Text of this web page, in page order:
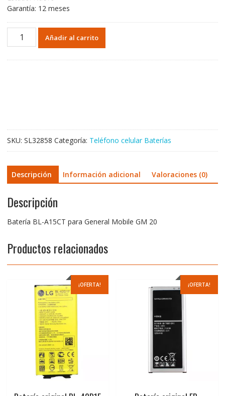
Garantía: 12 meses
Batería
Añadir al carrito
SKU: SL32858 Categoría: Teléfono celular Baterías
Descripción Información adicional Valoraciones (0)
Descripción
Batería BL-A15CT para General Mobile GM 20
Productos relacionados
¡OFERTA! ¡OFERTA!